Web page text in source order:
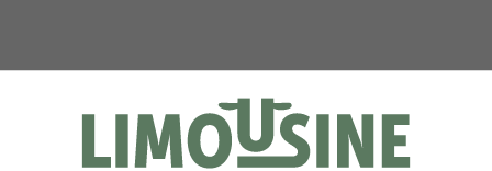
med mange folkevalgte. Med mange medlemmer i arbejdstøjet